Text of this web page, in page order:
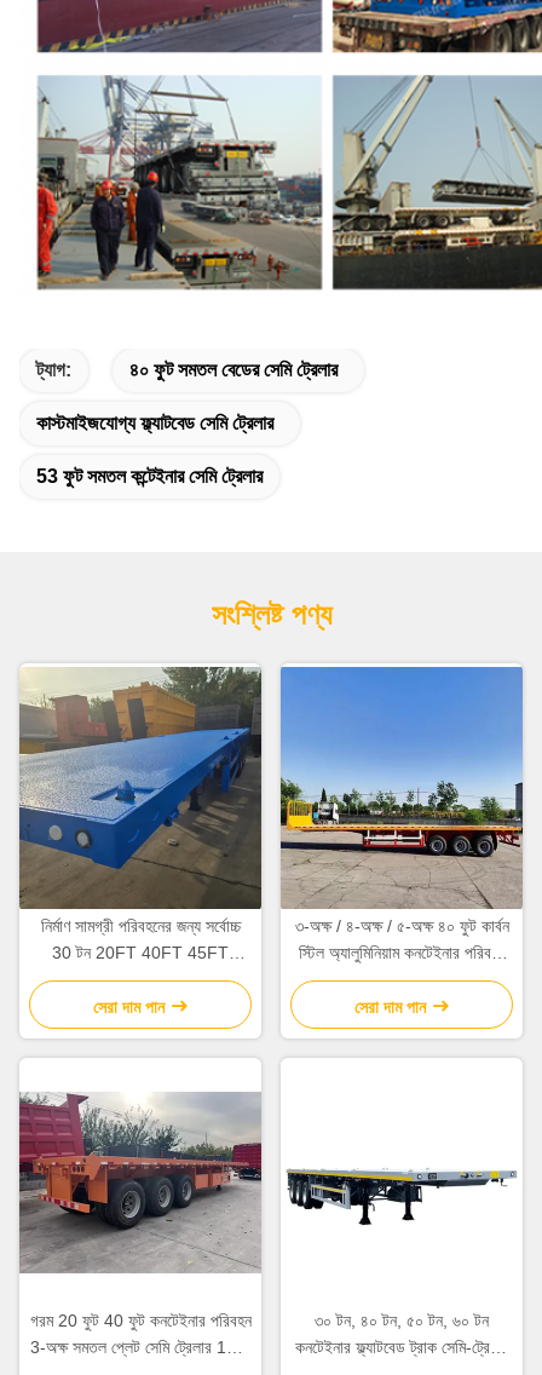
ট্যাগ: ৪০ ফুট সমতল বেডের সেমি ট্রেলার
কাস্টমাইজযোগ্য ফ্ল্যাটবেড সেমি ট্রেলার
53 ফুট সমতল কন্টেইনার সেমি ট্রেলার
সংশ্লিষ্ট পণ্য
নির্মাণ সামগ্রী পরিবহনের জন্য সর্বোচ্চ
30 টন 20FT 40FT 45FT
কনটেইনার ফ্ল্যাটবেড ট্রাক
সেরা দাম পান
৩-অক্ষ / ৪-অক্ষ / ৫-অক্ষ ৪০ ফুট কার্বন
স্টিল অ্যালুমিনিয়াম কনটেইনার পরিবহন
ফ্ল্যাট প্লেট সেমি-ট্রেলার মূল টায়ার
(12R20)
সেরা দাম পান
গরম 20 ফুট 40 ফুট কনটেইনার পরিবহন
3-অক্ষ সমতল প্লেট সেমি ট্রেলার 12.5
৩০ টন, ৪০ টন, ৫০ টন, ৬০ টন
কনটেইনার ফ্ল্যাটবেড ট্রাক সেমি-ট্রেলার